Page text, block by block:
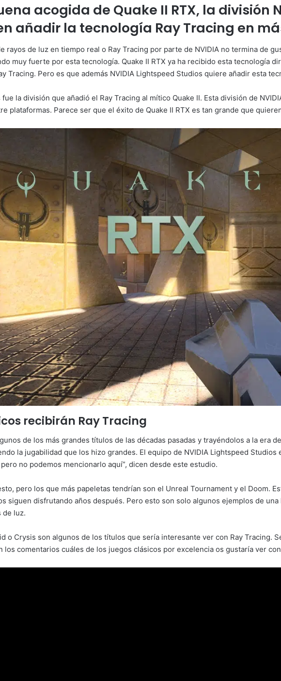
acogida de Quake II RTX, la división
añadir la tecnología Ray Tracing en
rayos de luz en tiempo real o Ray Tracing por parte de NVIDIA no termina de
muy fuerte por esta tecnología. Quake II RTX ya ha recibido esta tecnología
Tracing. Pero es que además NVIDIA Lightspeed Studios quiere añadir esta
la división que añadió el Ray Tracing al mítico Quake II. Esta división de
plataformas. Parece ser que el éxito de Quake II RTX es tan grande que
recibirán Ray Tracing
de los más grandes títulos de las décadas pasadas y trayéndolos a la era
la jugabilidad que los hizo grandes. El equipo de NVIDIA Lightspeed
no podemos mencionarlo aquí”, dicen desde este estudio.
pero los que más papeletas tendrían son el Unreal Tournament y el Doom.
siguen disfrutando años después. Pero esto son solo algunos ejemplos de
de luz.
o Crysis son algunos de los títulos que sería interesante ver con Ray Tracing.
los comentarios cuáles de los juegos clásicos por excelencia os gustaría ver